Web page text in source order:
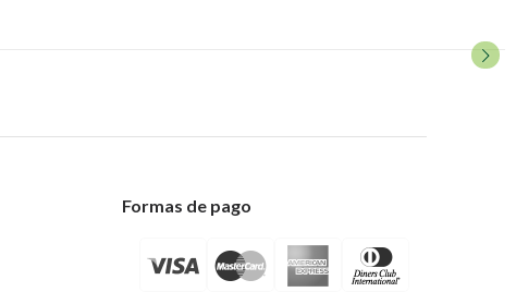
Formas de pago